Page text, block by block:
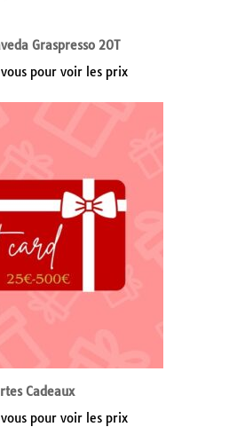
Graspresso 20T
pour voir les prix
Cadeaux
pour voir les prix